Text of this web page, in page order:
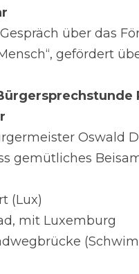
über das
gefördert
Oswald
gemütliches
(Lux)
mit Luxemburg